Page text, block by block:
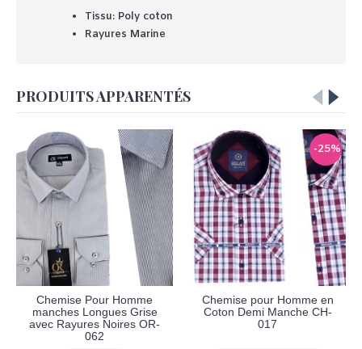
Tissu: Poly coton
Rayures Marine
PRODUITS APPARENTÉS
Chemise Pour Homme
manches Longues Grise
avec Rayures Noires OR-
062
-25%
Chemise pour Homme en
Coton Demi Manche CH-
017